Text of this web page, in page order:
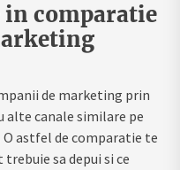
in comparatie
de marketing prin
alte canale similare pe
astfel de comparatie te
sa depui si ce